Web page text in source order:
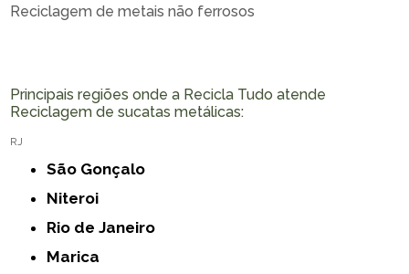
Reciclagem de metais não ferrosos
Principais regiões onde a Recicla Tudo atende
Reciclagem de sucatas metálicas:
RJ
São Gonçalo
Niteroi
Rio de Janeiro
Marica